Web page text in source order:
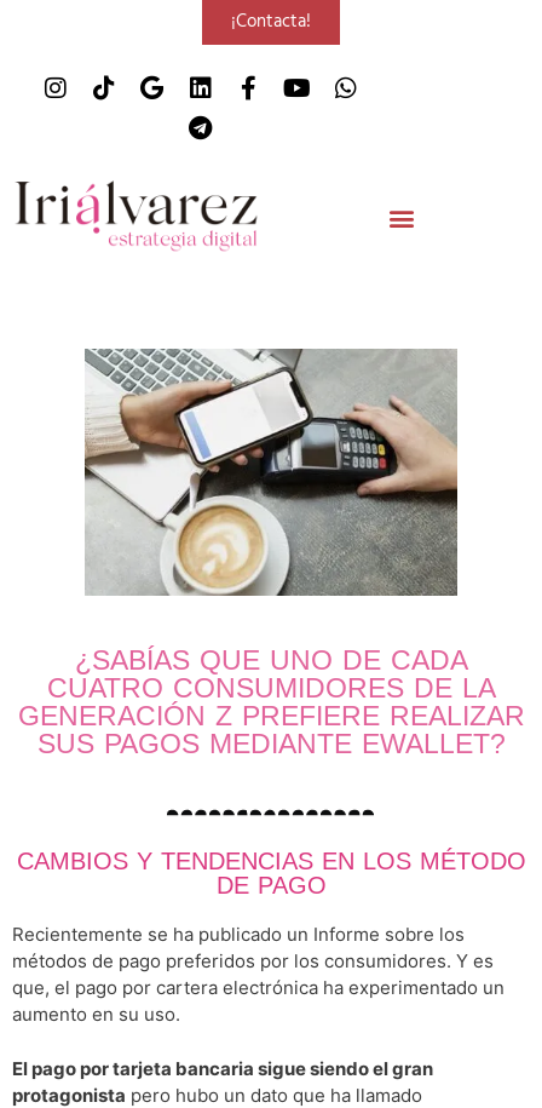
¡Contacta!
¿SABÍAS QUE UNO DE CADA
CUATRO CONSUMIDORES DE LA
GENERACIÓN Z PREFIERE REALIZAR
SUS PAGOS MEDIANTE EWALLET?
CAMBIOS Y TENDENCIAS EN LOS MÉTODO
DE PAGO
Recientemente se ha publicado un Informe sobre los
métodos de pago preferidos por los consumidores. Y es
que, el pago por cartera electrónica ha experimentado un
aumento en su uso.
El pago por tarjeta bancaria sigue siendo el gran
protagonista pero hubo un dato que ha llamado